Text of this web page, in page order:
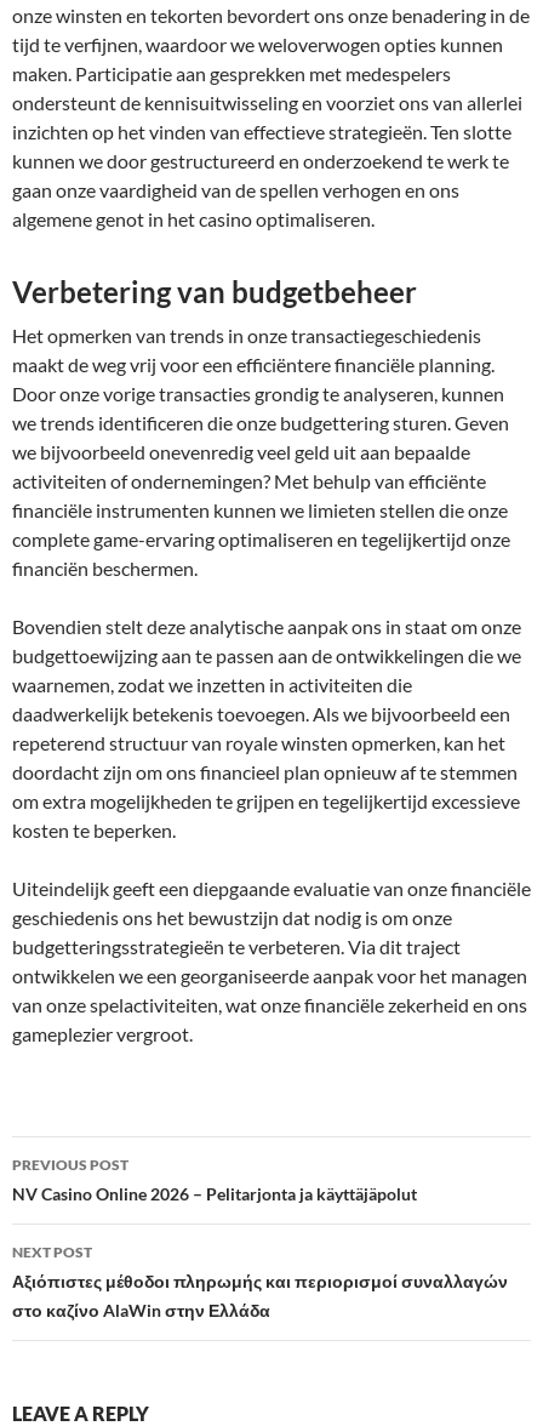
onze winsten en tekorten bevordert ons onze benadering in de
tijd te verfijnen, waardoor we weloverwogen opties kunnen
maken. Participatie aan gesprekken met medespelers
ondersteunt de kennisuitwisseling en voorziet ons van allerlei
inzichten op het vinden van effectieve strategieën. Ten slotte
kunnen we door gestructureerd en onderzoekend te werk te
gaan onze vaardigheid van de spellen verhogen en ons
algemene genot in het casino optimaliseren.
Verbetering van budgetbeheer
Het opmerken van trends in onze transactiegeschiedenis
maakt de weg vrij voor een efficiëntere financiële planning.
Door onze vorige transacties grondig te analyseren, kunnen
we trends identificeren die onze budgettering sturen. Geven
we bijvoorbeeld onevenredig veel geld uit aan bepaalde
activiteiten of ondernemingen? Met behulp van efficiënte
financiële instrumenten kunnen we limieten stellen die onze
complete game-ervaring optimaliseren en tegelijkertijd onze
financiën beschermen.
Bovendien stelt deze analytische aanpak ons in staat om onze
budgettoewijzing aan te passen aan de ontwikkelingen die we
waarnemen, zodat we inzetten in activiteiten die
daadwerkelijk betekenis toevoegen. Als we bijvoorbeeld een
repeterend structuur van royale winsten opmerken, kan het
doordacht zijn om ons financieel plan opnieuw af te stemmen
om extra mogelijkheden te grijpen en tegelijkertijd excessieve
kosten te beperken.
Uiteindelijk geeft een diepgaande evaluatie van onze financiële
geschiedenis ons het bewustzijn dat nodig is om onze
budgetteringsstrategieën te verbeteren. Via dit traject
ontwikkelen we een georganiseerde aanpak voor het managen
van onze spelactiviteiten, wat onze financiële zekerheid en ons
gameplezier vergroot.
Post
navigation
PREVIOUS POST
NV Casino Online 2026 – Pelitarjonta ja käyttäjäpolut
NEXT POST
Αξιόπιστες μέθοδοι πληρωμής και περιορισμοί συναλλαγών
στο καζίνο AlaWin στην Ελλάδα
LEAVE A REPLY